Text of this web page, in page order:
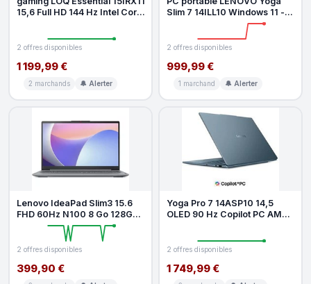
15,6 Full HD 144 Hz Intel Core
2 offres disponibles
1 199,99 €
2 marchands 🔔 Alerter
Slim 7 14ILL10 Windows 11 -
14 WUXGA OLED - Core Ultra
2 offres disponibles
999,99 €
1 marchand 🔔 Alerter
Lenovo IdeaPad Slim3 15.6
FHD 60Hz N100 8 Go 128Go
2 offres disponibles
399,90 €
Yoga Pro 7 14ASP10 14,5
OLED 90 Hz Copilot PC AMD
2 offres disponibles
1 749,99 €